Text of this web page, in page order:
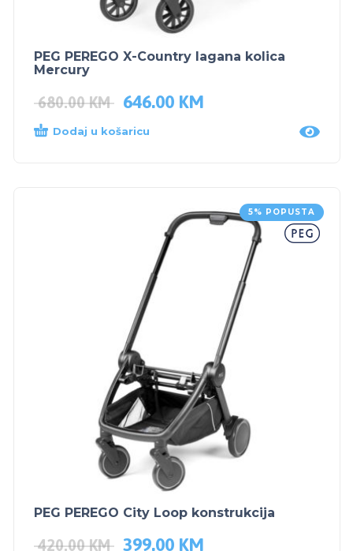
PEG PEREGO X-Country lagana kolica
Mercury
680.00KM 646.00 KM
Dodaj u košaricu
5% POPUSTA
PEG PEREGO City Loop konstrukcija
420.00KM 399.00 KM